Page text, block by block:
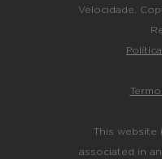
Velocidade.
This website
associated in